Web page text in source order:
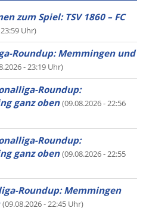
zum Spiel: TSV 1860 – FC
Uhr)
Roundup: Memmingen und
- 23:19 Uhr)
Roundup:
ganz oben (09.08.2026 - 22:56
Roundup:
ganz oben (09.08.2026 - 22:55
Roundup: Memmingen
(09.08.2026 - 22:45 Uhr)